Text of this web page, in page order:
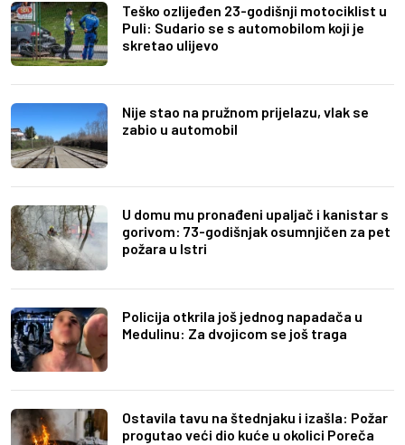
Teško ozlijeđen 23-godišnji motociklist u
Puli: Sudario se s automobilom koji je
skretao ulijevo
Nije stao na pružnom prijelazu, vlak se
zabio u automobil
U domu mu pronađeni upaljač i kanistar s
gorivom: 73-godišnjak osumnjičen za pet
požara u Istri
Policija otkrila još jednog napadača u
Medulinu: Za dvojicom se još traga
Ostavila tavu na štednjaku i izašla: Požar
progutao veći dio kuće u okolici Poreča